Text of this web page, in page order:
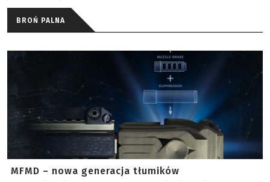
BROŃ PALNA
MFMD – nowa generacja tłumików